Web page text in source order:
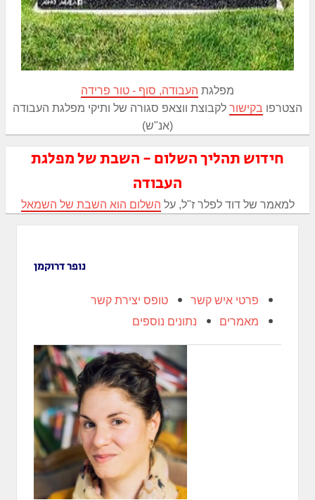
מפלגת העבודה, סוף - טור פרידה
הצטרפו בקישור לקבוצת ווצאפ סגורה של ותיקי מפלגת העבודה
(אנ"ש)
חידוש תהליך השלום - השבת של מפלגת
העבודה
למאמר של דוד לפלר ז"ל, על השלום הוא השבת של השמאל
נופר דרוקמן
פרטי איש קשר
טופס יצירת קשר
מאמרים
נתונים נוספים